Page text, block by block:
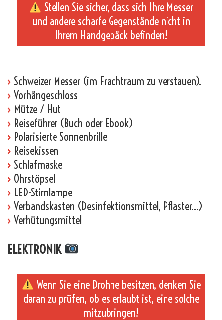
Stellen Sie sicher, dass sich Ihre Messer
und andere scharfe Gegenstände nicht in
Ihrem Handgepäck befinden!
› Schweizer Messer (im Frachtraum zu verstauen).
› Vorhängeschloss
› Mütze / Hut
› Reiseführer (Buch oder Ebook)
› Polarisierte Sonnenbrille
› Reisekissen
› Schlafmaske
› Ohrstöpsel
› LED-Stirnlampe
› Verbandskasten (Desinfektionsmittel, Pflaster…)
› Verhütungsmittel
ELEKTRONIK
Wenn Sie eine Drohne besitzen, denken Sie
daran zu prüfen, ob es erlaubt ist, eine solche
mitzubringen!